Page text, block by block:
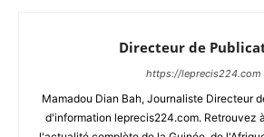
Directeur de
https://leprecis224.com
Mamadou Dian Bah, Journaliste Directeur
d'information leprecis224.com. Retrouvez